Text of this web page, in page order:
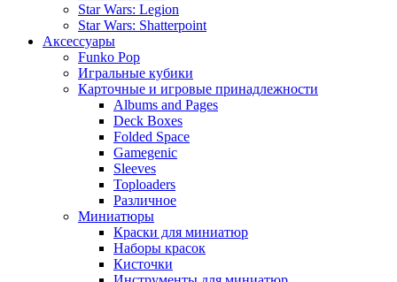
Star Wars: Legion
Star Wars: Shatterpoint
Аксессуары
Funko Pop
Игральные кубики
Карточные и игровые принадлежности
Albums and Pages
Deck Boxes
Folded Space
Gamegenic
Sleeves
Toploaders
Различное
Миниатюры
Краски для миниатюр
Наборы красок
Кисточки